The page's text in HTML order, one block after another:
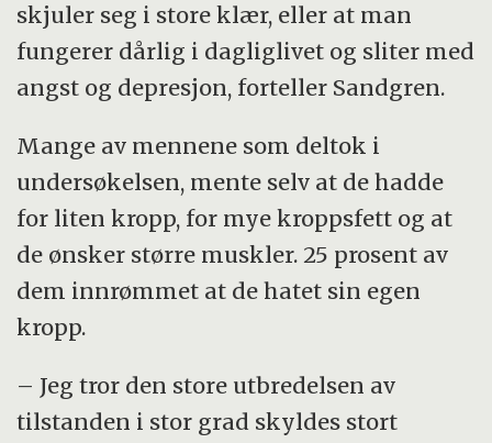
skjuler seg i store klær, eller at man
fungerer dårlig i dagliglivet og sliter med
angst og depresjon, forteller Sandgren.
Mange av mennene som deltok i
undersøkelsen, mente selv at de hadde
for liten kropp, for mye kroppsfett og at
de ønsker større muskler. 25 prosent av
dem innrømmet at de hatet sin egen
kropp.
– Jeg tror den store utbredelsen av
tilstanden i stor grad skyldes stort